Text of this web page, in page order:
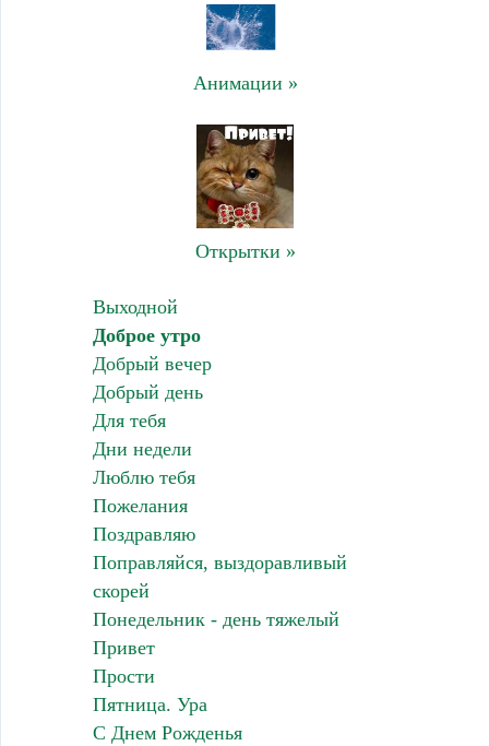
Анимации »
Открытки »
Выходной
Доброе утро
Добрый вечер
Добрый день
Для тебя
Дни недели
Люблю тебя
Пожелания
Поздравляю
Поправляйся, выздоравливый
скорей
Понедельник - день тяжелый
Привет
Прости
Пятница. Ура
С Днем Рожденья